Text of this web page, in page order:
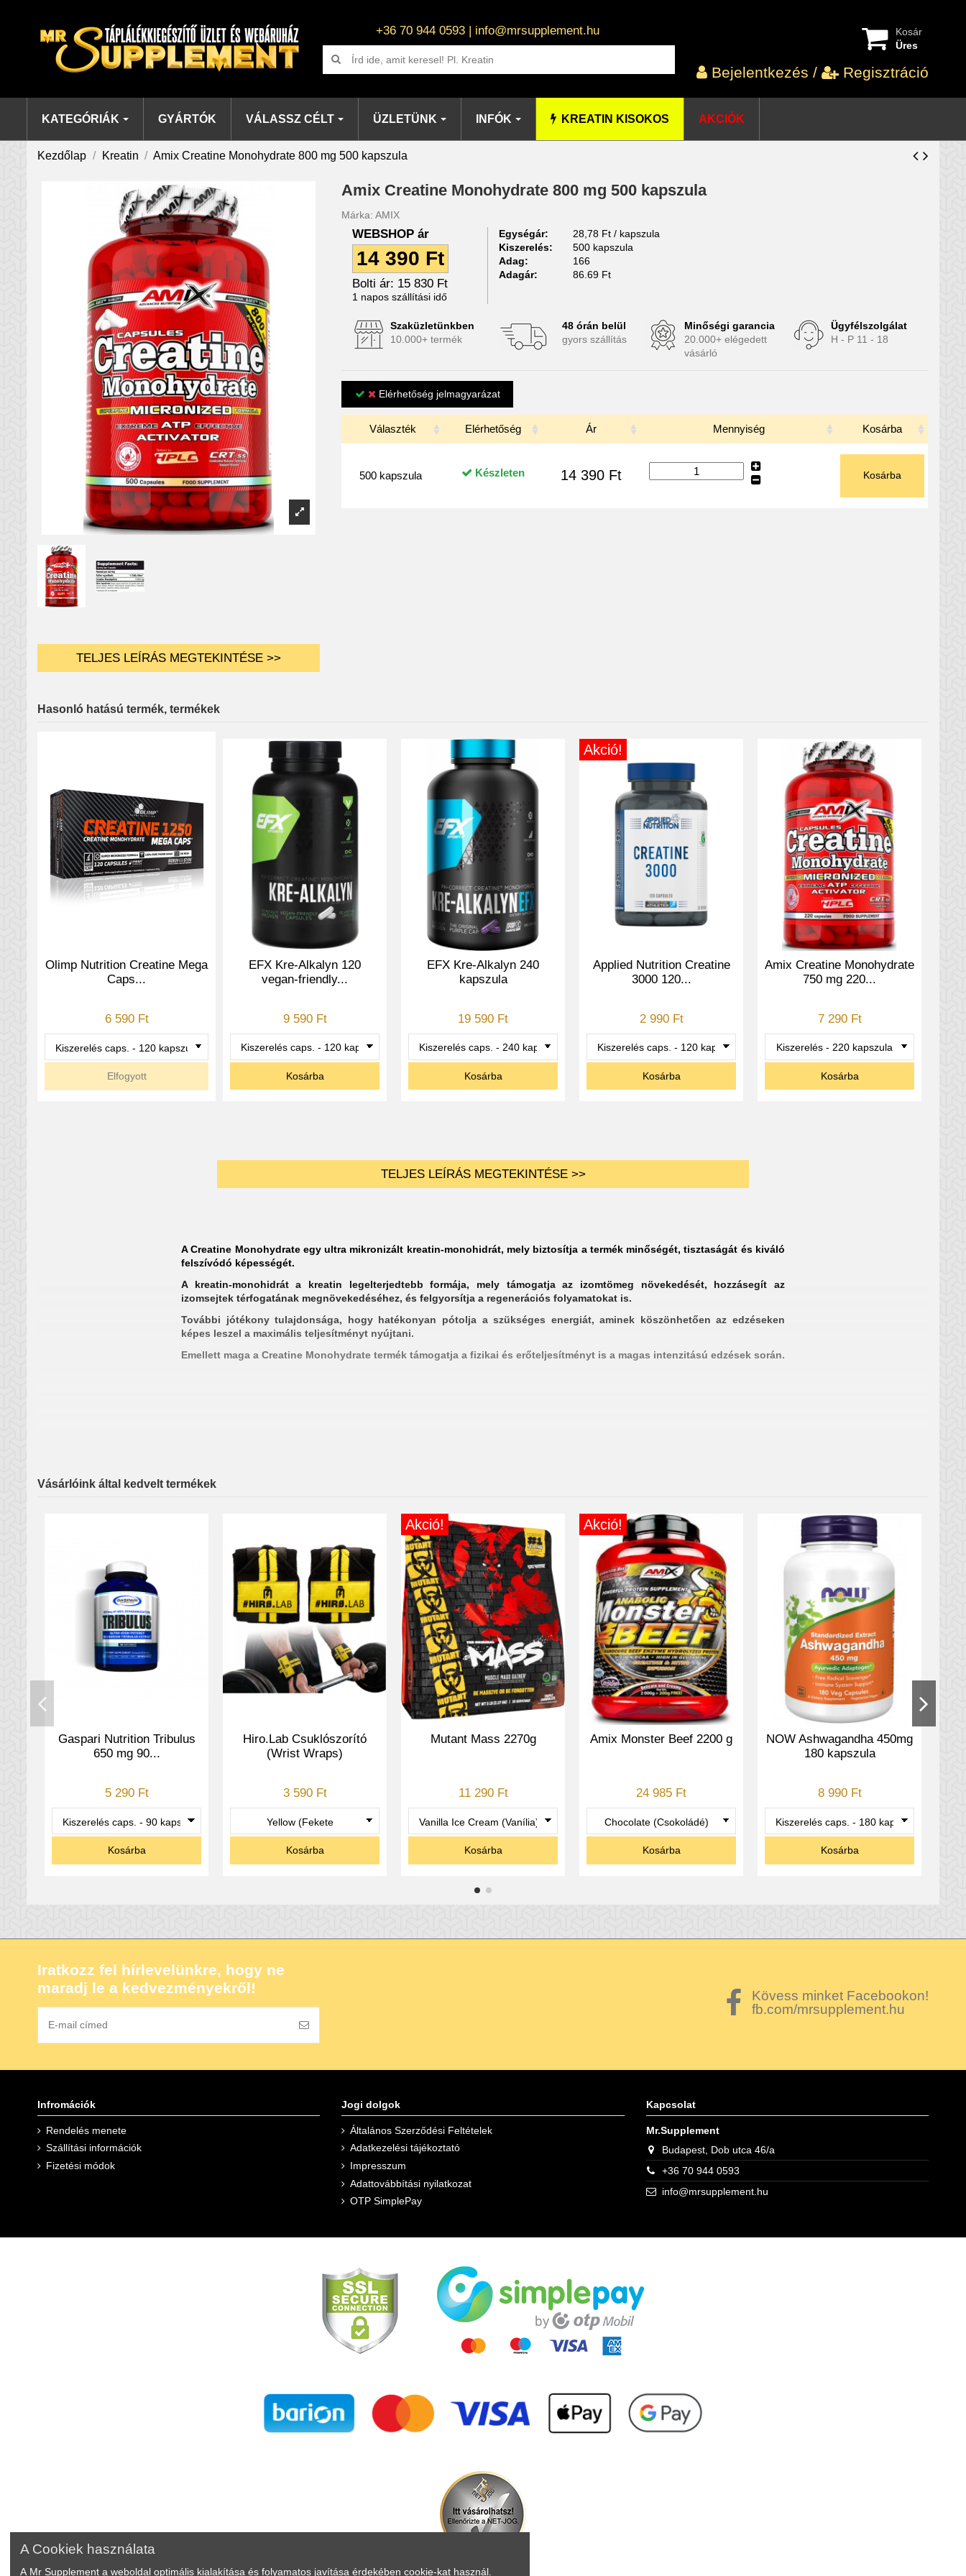
+36 70 944 0593 | info@mrsupplement.hu
Kosár
Üres
Bejelentkezés / Regisztráció
KATEGÓRIÁK GYÁRTÓK VÁLASSZ CÉLT ÜZLETÜNK INFÓK KREATIN KISOKOS AKCIÓK
Kezdőlap Kreatin Amix Creatine Monohydrate 800 mg 500 kapszula
TELJES LEÍRÁS MEGTEKINTÉSE >>
Amix Creatine Monohydrate 800 mg 500 kapszula
Márka: AMIX
WEBSHOP ár
14 390 Ft
Bolti ár: 15 830 Ft
1 napos szállítási idő
Egységár:
28,78 Ft / kapszula
Kiszerelés:
500 kapszula
Adag:
166
Adagár:
86.69 Ft
Szaküzletünkben
10.000+ termék
48 órán belül
gyors szállítás
Minőségi garancia
20.000+ elégedett
vásárló
Ügyfélszolgálat
H - P 11 - 18
Elérhetőség jelmagyarázat
Választék Elérhetőség Ár Mennyiség Kosárba
500 kapszula Készleten 14 390 Ft Kosárba
Hasonló hatású termék, termékek
Olimp Nutrition Creatine Mega
Caps...
6 590 Ft
Elfogyott
EFX Kre-Alkalyn 120
vegan-friendly...
9 590 Ft
Kosárba
EFX Kre-Alkalyn 240
kapszula
19 590 Ft
Kosárba
Akció!
Applied Nutrition Creatine
3000 120...
2 990 Ft
Kosárba
Amix Creatine Monohydrate
750 mg 220...
7 290 Ft
Kosárba
TELJES LEÍRÁS MEGTEKINTÉSE >>
A Creatine Monohydrate egy ultra mikronizált kreatin-monohidrát, mely biztosítja a termék minőségét, tisztaságát és kiváló
felszívódó képességét.
A kreatin-monohidrát a kreatin legelterjedtebb formája, mely támogatja az izomtömeg növekedését, hozzásegít az
izomsejtek térfogatának megnövekedéséhez, és felgyorsítja a regenerációs folyamatokat is.
További jótékony tulajdonsága, hogy hatékonyan pótolja a szükséges energiát, aminek köszönhetően az edzéseken
képes leszel a maximális teljesítményt nyújtani.
Emellett maga a Creatine Monohydrate termék támogatja a fizikai és erőteljesítményt is a magas intenzitású edzések során.
Támogatja az izomtömeg növekedését!
Támogatja a fizikai és erőteljesítményt!
Támogatja a regenerációt!
Vegyen be 3 kapszula kreatin-monohidrát kapszulát naponta körülbelül 30-60 perccel a fizikai terhelés előtt.
Fontos, hogy igyál elegendő vizet a termékhez. (ideálisan egyszerű szénhidráttal is)
A kreatint használó sportolóknak naponta legalább 3 liter vizet kell inniuk a hidratáció maximalizálása érdekében.
Összetétele:
Vásárlóink által kedvelt termékek
Gaspari Nutrition Tribulus
650 mg 90...
5 290 Ft
Kosárba
Hiro.Lab Csuklószorító
(Wrist Wraps)
3 590 Ft
Kosárba
Akció!
Mutant Mass 2270g
11 290 Ft
Kosárba
Akció!
Amix Monster Beef 2200 g
24 985 Ft
Kosárba
NOW Ashwagandha 450mg
180 kapszula
8 990 Ft
Kosárba
Iratkozz fel hírlevelünkre, hogy ne
maradj le a kedvezményekről!
Kövess minket Facebookon!
fb.com/mrsupplement.hu
Infromációk
Rendelés menete
Szállítási információk
Fizetési módok
Jogi dolgok
Általános Szerződési Feltételek
Adatkezelési tájékoztató
Impresszum
Adattovábbítási nyilatkozat
OTP SimplePay
Kapcsolat
Mr.Supplement
Budapest, Dob utca 46/a
+36 70 944 0593
info@mrsupplement.hu
A Cookiek használata
A Mr Supplement a weboldal optimális kialakítása és folyamatos javítása érdekében cookie-kat használ.